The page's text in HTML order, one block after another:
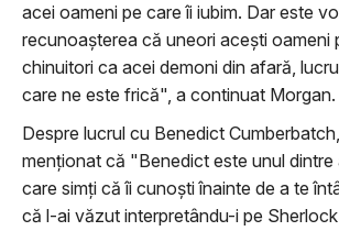
acei oameni pe care îi iubim. Dar este
recunoașterea că uneori acești oameni
chinuitori ca acei demoni din afară,
care ne este frică", a continuat Morgan.
Despre lucrul cu Benedict
menționat că "Benedict este unul dintre
care simți că îi cunoști înainte de a te
că l-ai văzut interpretându-i pe